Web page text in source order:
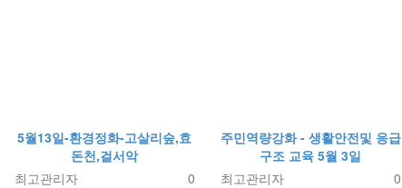
5월13일-환경정화-고살리숲,효
돈천,걸서악
최고관리자
0
주민역량강화 - 생활안전및 응급
구조 교육 5월 3일
최고관리자
0